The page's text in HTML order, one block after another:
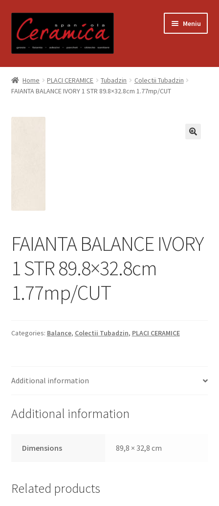
la
navigare
la
conținut
Meniu
Prima pagină
Blog
Contact
Plata si Livrare
Politică de confidențialitate
Politica de cookie
Plată
Home PLACI CERAMICE Tubadzin
Colectii Tubadzin
FAIANTA BALANCE IVORY 1 STR 89.8×32.8cm 1.77mp/CUT
FAIANTA BALANCE IVORY
1 STR 89.8×32.8cm
1.77mp/CUT
Categories: Balance, Colectii Tubadzin, PLACI CERAMICE
Additional information
Additional information
Dimensions 89,8 × 32,8 cm
Related products